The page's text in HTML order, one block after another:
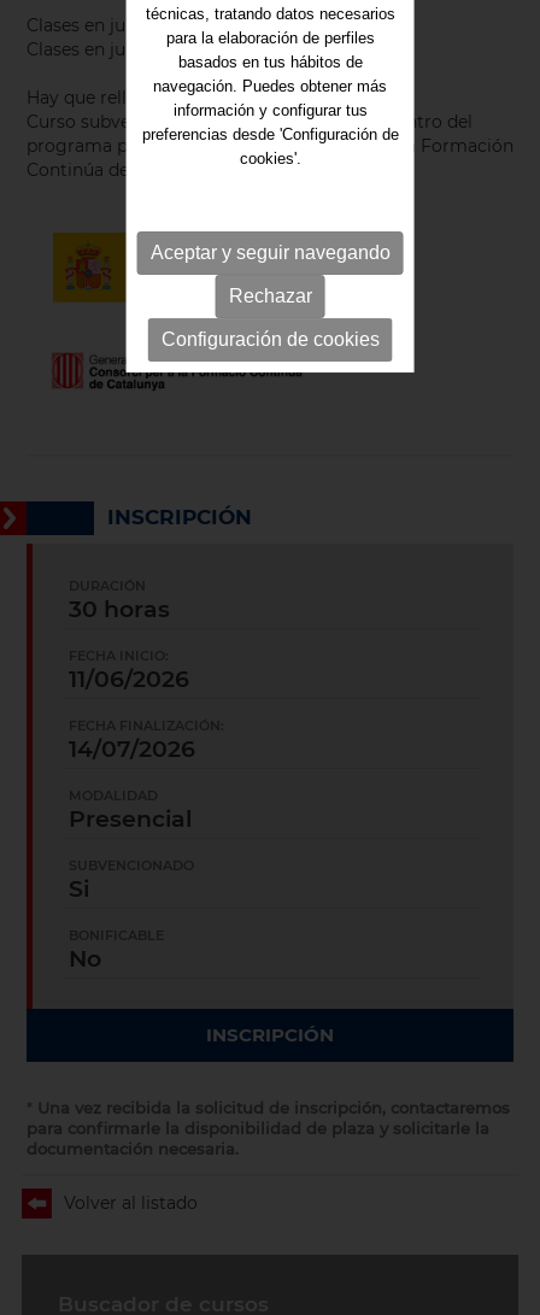
Clases en junio: 11, 16, 18, 23, 25 y 30
Clases en julio: 2, 7 y 9
Hay que rellenar la ficha de inscripción.
Curso subvencionado. Acciones realizadas dentro del
programa promovido por el Consorcio para la Formación
Continúa de Cataluña.
INSCRIPCIÓN
30 horas
11/06/2026
14/07/2026
Presencial
Si
No
INSCRIPCIÓN
* Una vez recibida la solicitud de inscripción, contactaremos
para confirmarle la disponibilidad de plaza y solicitarle la
documentación necesaria.
Volver al listado
técnicas, tratando datos necesarios
para la elaboración de perfiles
basados en tus hábitos de
navegación. Puedes obtener más
información y configurar tus
preferencias desde 'Configuración de
cookies'.
Aceptar y seguir navegando
Rechazar
Configuración de cookies